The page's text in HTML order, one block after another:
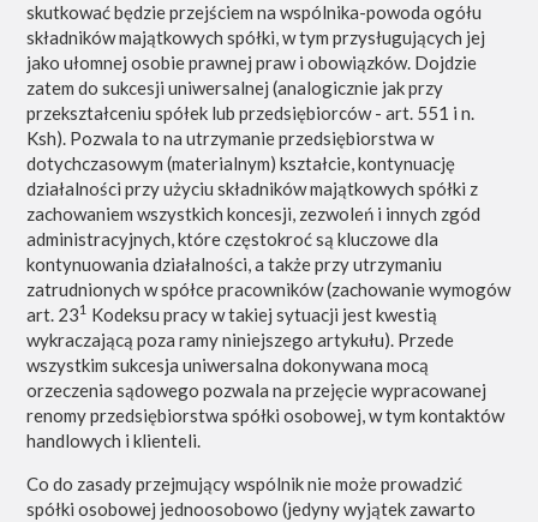
skutkować będzie przejściem na wspólnika-powoda ogółu
składników majątkowych spółki, w tym przysługujących jej
jako ułomnej osobie prawnej praw i obowiązków. Dojdzie
zatem do sukcesji uniwersalnej (analogicznie jak przy
przekształceniu spółek lub przedsiębiorców - art. 551 i n.
Ksh). Pozwala to na utrzymanie przedsiębiorstwa w
dotychczasowym (materialnym) kształcie, kontynuację
działalności przy użyciu składników majątkowych spółki z
zachowaniem wszystkich koncesji, zezwoleń i innych zgód
administracyjnych, które częstokroć są kluczowe dla
kontynuowania działalności, a także przy utrzymaniu
zatrudnionych w spółce pracowników (zachowanie wymogów
art. 231 Kodeksu pracy w takiej sytuacji jest kwestią
wykraczającą poza ramy niniejszego artykułu). Przede
wszystkim sukcesja uniwersalna dokonywana mocą
orzeczenia sądowego pozwala na przejęcie wypracowanej
renomy przedsiębiorstwa spółki osobowej, w tym kontaktów
handlowych i klienteli.
Co do zasady przejmujący wspólnik nie może prowadzić
spółki osobowej jednoosobowo (jedyny wyjątek zawarto